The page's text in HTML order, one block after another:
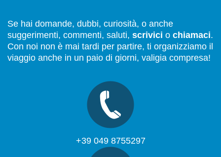
Se hai domande, dubbi, curiosità, o anche
suggerimenti, commenti, saluti, scrivici o chiamaci.
Con noi non è mai tardi per partire, ti organizziamo il
viaggio anche in un paio di giorni, valigia compresa!
+39 049 8755297